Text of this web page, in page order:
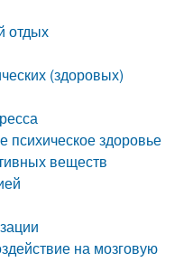
отдых
(здоровых)
здоровье
веществ
на мозговую